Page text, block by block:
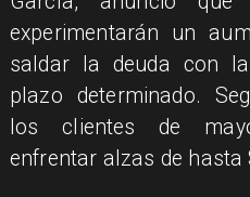
experimentarán un
saldar la deuda con
plazo determinado.
los clientes de
enfrentar alzas de hasta